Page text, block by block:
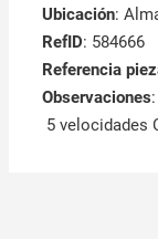
Ubicación:
RefID: 584666
Referencia
Observaciones:
5 velocidades